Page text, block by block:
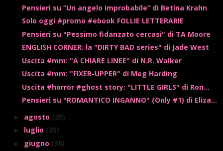
Pensieri su “Un angelo improbabile” di Betina Krahn
Solo oggi #promo #ebook FOLLIE LETTERARIE
Pensieri su "Pessimo fidanzato cercasi" di TA Moore
ENGLISH CORNER: la "DIRTY BAD series" di Jade West
Uscita #mm: "A CHIARE LINEE" di N.R. Walker
Uscita #mm: "FIXER-UPPER" di Meg Harding
Uscita #horror #ghost story: "LITTLE GIRLS" di Ron...
Pensieri su "ROMANTICO INGANNO" (Only #1) di Eliza...
► agosto (25)
► luglio (35)
► giugno (30)